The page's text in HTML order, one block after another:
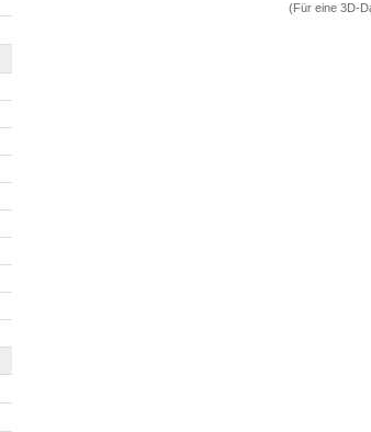
(Für eine 3D-